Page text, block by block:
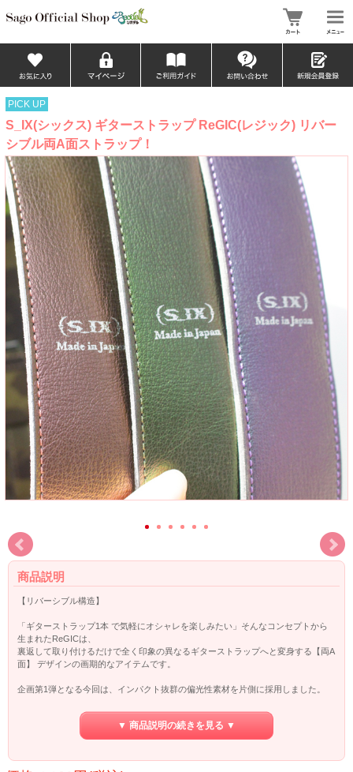
PICK UP
S_IX(シックス) ギターストラップ ReGIC(レジック) リバー
シブル両A面ストラップ！
商品説明
【リバーシブル構造】
「ギターストラップ1本 で気軽にオシャレを楽しみたい」そんなコンセプトから
生まれたReGICは、
裏返して取り付けるだけで全く印象の異なるギターストラップへと変身する【両A
面】 デザインの画期的なアイテムです。
企画第1弾となる今回は、インパクト抜群の偏光性素材を片側に採用しました。
その独特の光沢は、
ギターの色に合わせて選ぶのもよし、衣装に合わせて選ぶのもよし。
自分だけのとっておきの組み合わせを見つけるのが楽しくなります。
▼ 商品説明の続きを見る ▼